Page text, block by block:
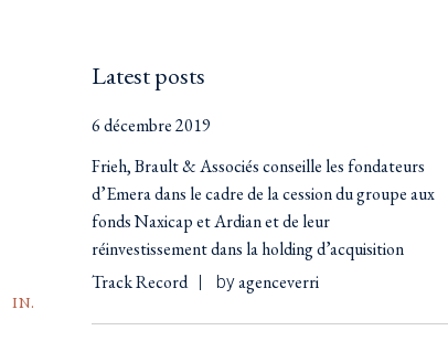
IN.
Latest posts
6 décembre 2019
Frieh, Brault & Associés conseille les fondateurs
d’Emera dans le cadre de la cession du groupe aux
fonds Naxicap et Ardian et de leur
réinvestissement dans la holding d’acquisition
Track Record
byagenceverri